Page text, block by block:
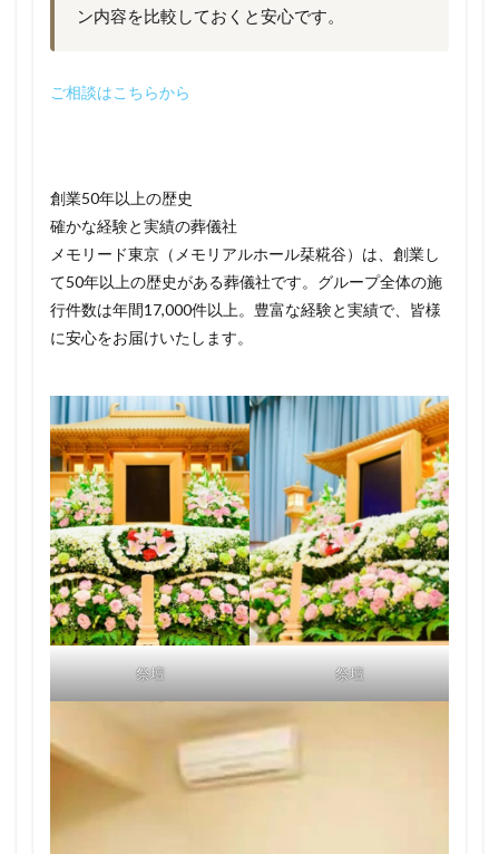
ン内容を比較しておくと安心です。
ご相談はこちらから
創業50年以上の歴史
確かな経験と実績の葬儀社
メモリード東京（メモリアルホール栞糀谷）は、創業し
て50年以上の歴史がある葬儀社です。グループ全体の施
行件数は年間17,000件以上。豊富な経験と実績で、皆様
に安心をお届けいたします。
祭壇 祭壇